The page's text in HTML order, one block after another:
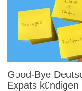
Good-Bye
Expats kündigen